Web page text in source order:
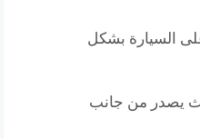
السيارة بشكل
يصدر من جانب